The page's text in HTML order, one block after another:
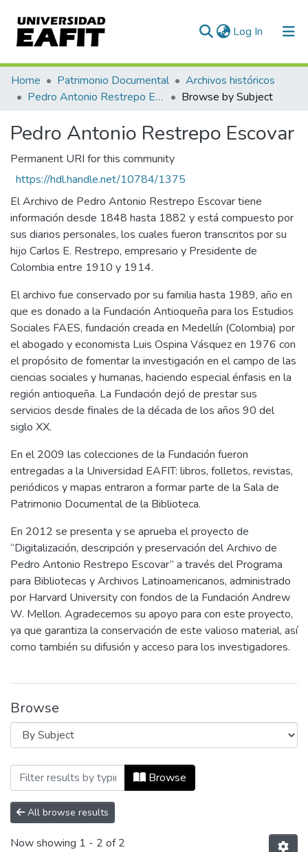
Log In (current)
Communities & Collections
All of DSpace
Home Patrimonio Documental
Archivos históricos
Pedro Antonio Restrepo Escovar
Browse by Subject
Pedro Antonio Restrepo Escovar
Permanent URI for this community
https://hdl.handle.net/10784/1375
El Archivo de Pedro Antonio Restrepo Escovar tiene
información desde 1848 hasta 1882 y está compuesto por
sus diarios personales, los cuales fueron transcritos por su
hijo Carlos E. Restrepo, empresario y Presidente de
Colombia entre 1910 y 1914.
El archivo fue conservado por su familia hasta 1989, año en
que es donado a la Fundación Antioqueña para los Estudios
Sociales FAES, fundación creada en Medellín (Colombia) por
el abogado y economista Luis Ospina Vásquez en 1976 con
el propósito de fomentar la investigación en el campo de las
ciencias sociales y humanas, haciendo especial énfasis en la
región antioqueña. La Fundación dejó de prestar sus
servicios desde finales de la década de los años 90 del
siglo XX.
En el 2009 las colecciones de la Fundación fueron
entregadas a la Universidad EAFIT: libros, folletos, revistas,
periódicos y mapas entraron a formar parte de la Sala de
Patrimonio Documental de la Biblioteca.
En 2012 se presenta y se aprueba el proyecto de
“Digitalización, descripción y preservación del Archivo de
Pedro Antonio Restrepo Escovar” a través del Programa
para Bibliotecas y Archivos Latinoamericanos, administrado
por Harvard University con fondos de la Fundación Andrew
W. Mellon. Agradecemos su apoyo para con este proyecto,
ya que garantiza la conservación de este valioso material, así
como también su difusión y acceso para los investigadores.
Browse
Browsing Pedro Antonio Restrepo
Browse
All browse results
Now showing 1 - 2 of 2